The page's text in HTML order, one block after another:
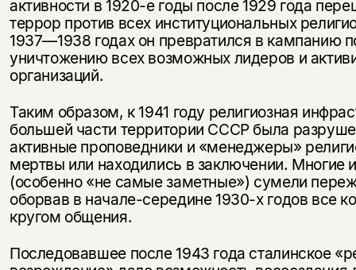
активности в 1920-е годы после 1929 года
террор против всех институциональных
1937—1938 годах он превратился в кампанию
уничтожению всех возможных лидеров и
организаций.
Таким образом, к 1941 году религиозная
большей части территории СССР была
активные проповедники и «менеджеры»
мертвы или находились в заключении. Многие
(особенно «не самые заметные») сумели
оборвав в начале-середине 1930-х годов все
кругом общения.
Последовавшее после 1943 года сталинское